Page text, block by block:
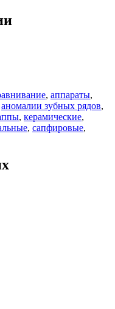
, аппараты,
аномалии зубных рядов,
, керамические,
, сапфировые,